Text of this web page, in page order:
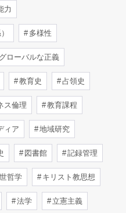
力
多様性
ローバルな正義
教育史 占領史
ス倫理 教育課程
ィア 地域研究
図書館 記録管理
哲学 キリスト教思想
法学 立憲主義